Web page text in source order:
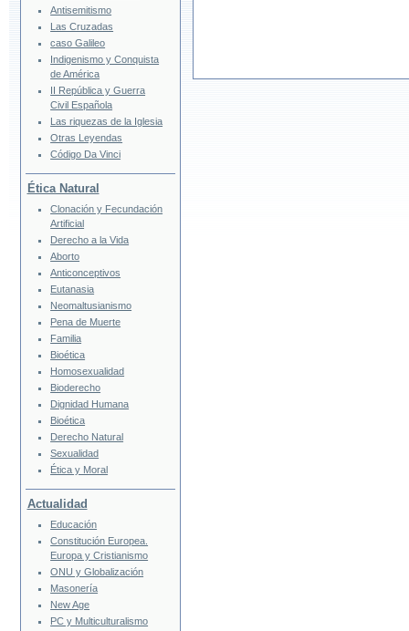
Antisemitismo
Las Cruzadas
caso Galileo
Indigenismo y Conquista
de América
II República y Guerra
Civil Española
Las riquezas de la Iglesia
Otras Leyendas
Código Da Vinci
Ética Natural
Clonación y Fecundación
Artificial
Derecho a la Vida
Aborto
Anticonceptivos
Eutanasia
Neomaltusianismo
Pena de Muerte
Familia
Bioética
Homosexualidad
Bioderecho
Dignidad Humana
Bioética
Derecho Natural
Sexualidad
Ética y Moral
Actualidad
Educación
Constitución Europea.
Europa y Cristianismo
ONU y Globalización
Masonería
New Age
PC y Multiculturalismo